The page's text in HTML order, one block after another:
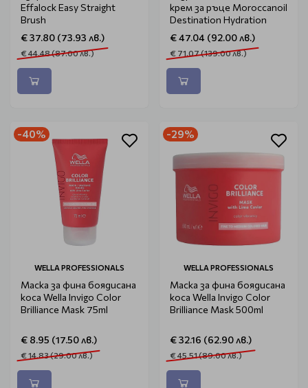
Effalock Easy Straight
Brush
€ 37.80 (73.93 лв.)
€ 44.48 (87.00 лв.)
крем за ръце Moroccanoil
Destination Hydration
€ 47.04 (92.00 лв.)
€ 71.07 (139.00 лв.)
-40%
WELLA PROFESSIONALS
Маска за фина боядисана
коса Wella Invigo Color
Brilliance Mask 75ml
€ 8.95 (17.50 лв.)
€ 14.83 (29.00 лв.)
-29%
WELLA PROFESSIONALS
Маска за фина боядисана
коса Wella Invigo Color
Brilliance Mask 500ml
€ 32.16 (62.90 лв.)
€ 45.51 (89.00 лв.)